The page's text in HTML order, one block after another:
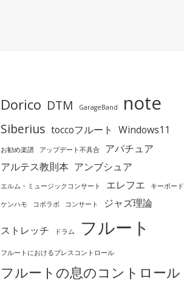
Dorico DTM GarageBand note
Siberius toccoフルート Windows11
お勧め楽譜 アップデート不具合
アパチュア
アルテス教則本 アンブシュア
エルム・ミュージックコンサート エレフエ キーボード
ケンハモ コボラボ コンサート ジャズ理論
ストレッチ ドラム フルート
フルートにおけるブレスコントロール
フルートの息のコントロール